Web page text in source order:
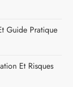
Guide Pratique
Et Risques